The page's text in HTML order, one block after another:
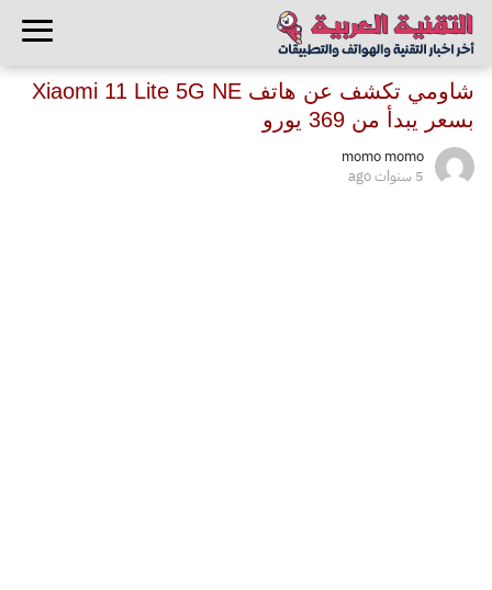
شاومي تكشف عن هاتف Xiaomi 11 Lite 5G NE
بسعر يبدأ من 369 يورو
momo momo
5 سنوات ago